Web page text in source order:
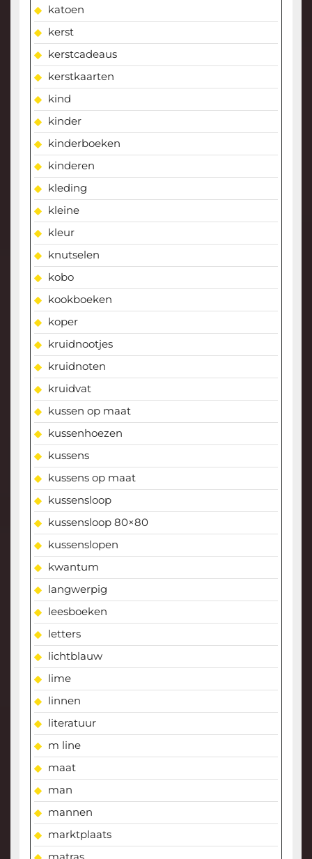
katoen
kerst
kerstcadeaus
kerstkaarten
kind
kinder
kinderboeken
kinderen
kleding
kleine
kleur
knutselen
kobo
kookboeken
koper
kruidnootjes
kruidnoten
kruidvat
kussen op maat
kussenhoezen
kussens
kussens op maat
kussensloop
kussensloop 80×80
kussenslopen
kwantum
langwerpig
leesboeken
letters
lichtblauw
lime
linnen
literatuur
m line
maat
man
mannen
marktplaats